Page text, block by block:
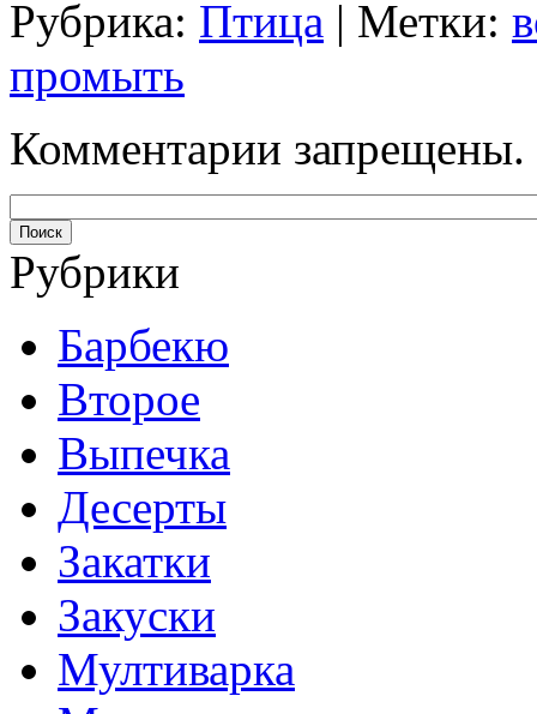
Рубрика: Птица | Метки:
промыть
Комментарии запрещены.
Рубрики
Барбекю
Второе
Выпечка
Десерты
Закатки
Закуски
Мултиварка